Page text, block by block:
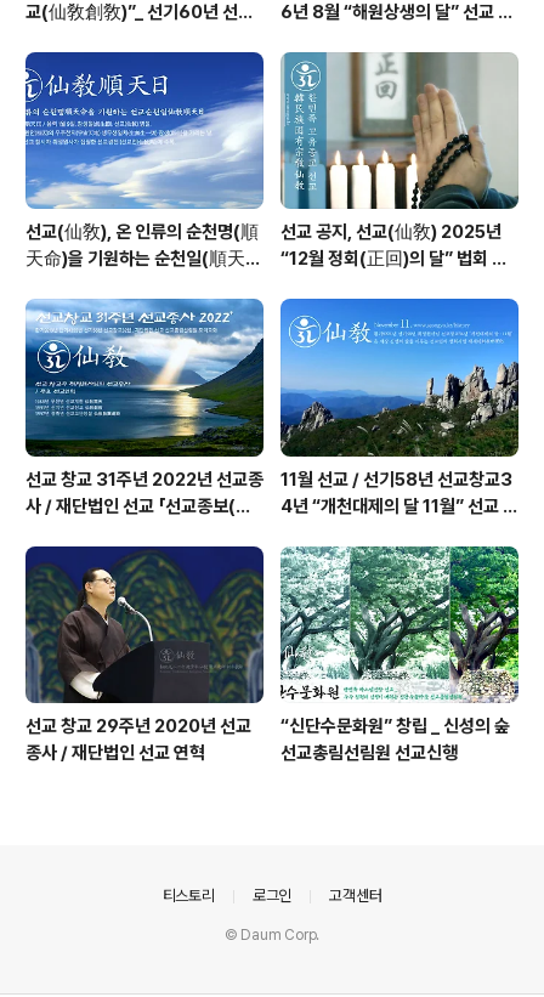
교(仙敎創敎)”_ 선기60년 선교
6년 8월 “해원상생의 달” 선교 법
선교(仙敎), 온 인류의 순천명(順
天命)을 기원하는 순천일(順天
정반포
선교 공지, 선교(仙敎) 2025년
“12월 정회(正回)의 달” 법회 및
선교 창교 31주년 2022년 선교종
사 / 재단법인 선교 「선교종보(仙
11월 선교 / 선기58년 선교창교3
4년 “개천대제의 달 11월” 선교 법
선교 창교 29주년 2020년 선교
종사 / 재단법인 선교 연혁
“신단수문화원” 창립 _ 신성의 숲
선교총림선림원 선교신행
티스토리 로그인 고객센터
© Daum Corp.